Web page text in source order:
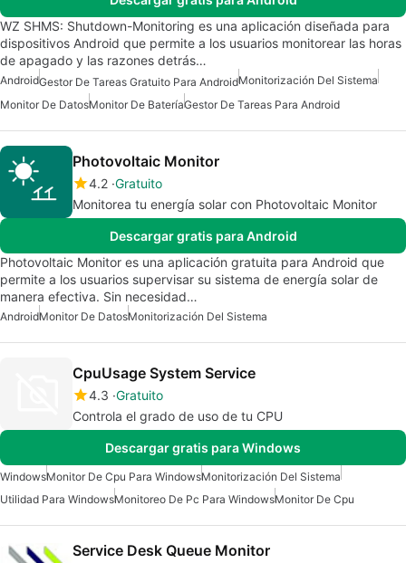
WZ SHMS: Shutdown-Monitoring es una aplicación diseñada para
dispositivos Android que permite a los usuarios monitorear las horas
de apagado y las razones detrás…
AndroidGestor De Tareas Gratuito Para AndroidMonitorización Del Sistema
Monitor De DatosMonitor De BateríaGestor De Tareas Para Android
Photovoltaic Monitor
4.2 Gratuito
Monitorea tu energía solar con Photovoltaic Monitor
Descargar gratis para Android
Photovoltaic Monitor es una aplicación gratuita para Android que
permite a los usuarios supervisar su sistema de energía solar de
manera efectiva. Sin necesidad…
AndroidMonitor De DatosMonitorización Del Sistema
CpuUsage System Service
4.3 Gratuito
Controla el grado de uso de tu CPU
Descargar gratis para Windows
WindowsMonitor De Cpu Para WindowsMonitorización Del Sistema
Utilidad Para WindowsMonitoreo De Pc Para WindowsMonitor De Cpu
Service Desk Queue Monitor